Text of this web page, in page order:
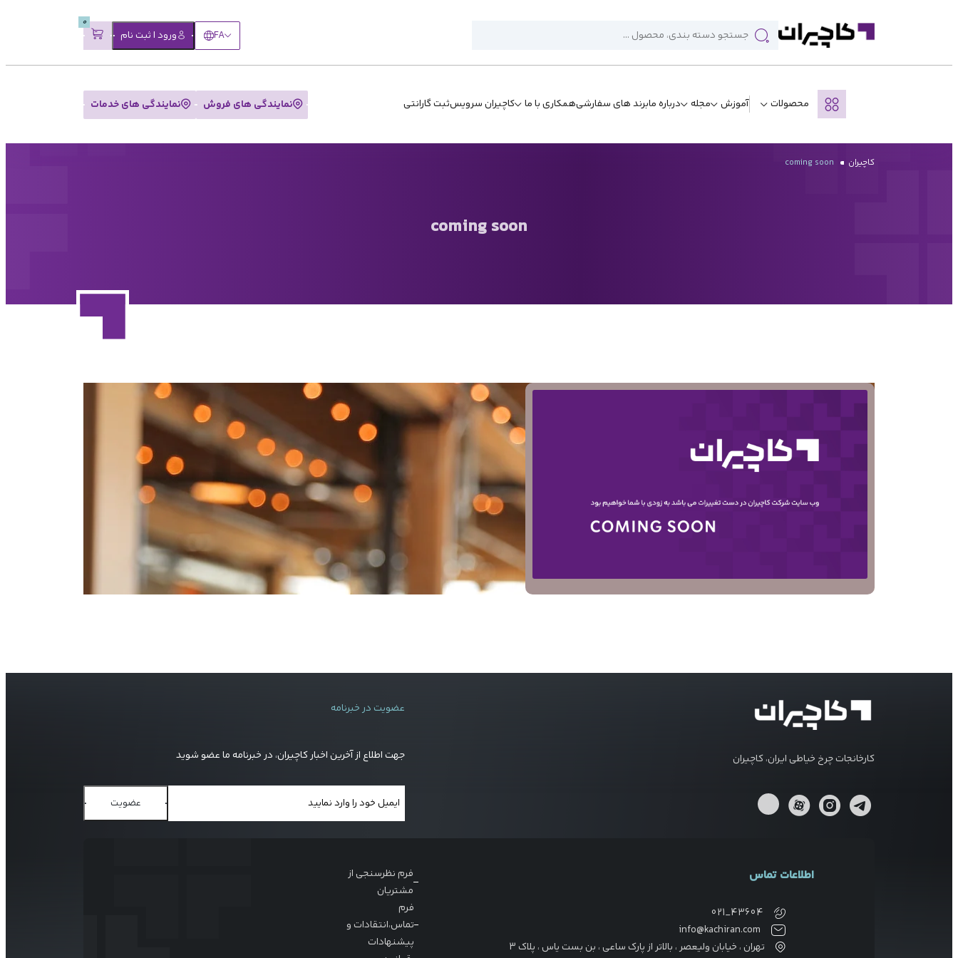
FA ورود | ثبت نام
0
محصولات آموزش مجله درباره مابرند های سفارشیهمکاری با ما کاچیران سرویسثبت گارانتی نمایندگی های فروش نمایندگی های خدمات
کاچیران coming soon
coming soon
کارخانجات چرخ خیاطی ایران، کاچیران
عضویت در خبرنامه
جهت اطلاع از آخرین اخبار کاچیران، در خبرنامه ما عضو شوید
عضویت
اطلاعات تماس
021_43604
info@kachiran.com
تهران ، خیابان ولیعصر ، بالاتر از پارک ساعی ، بن بست یاس ، پلاک 3
فرم نظرسنجی از
مشتریان
فرم
تماس،انتقادات و
پیشنهادات